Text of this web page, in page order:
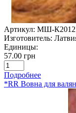
Артикул: МШ-
Изготовитель:
Единицы:
57.00 грн
Подробнее
*RR Вовна для